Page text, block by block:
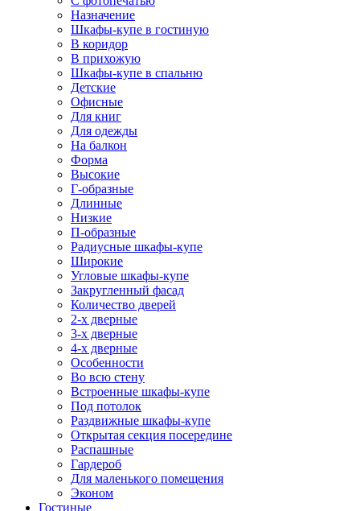
Назначение
Шкафы-купе в гостиную
В коридор
В прихожую
Шкафы-купе в спальню
Детские
Офисные
Для книг
Для одежды
На балкон
Форма
Высокие
Г-образные
Длинные
Низкие
П-образные
Радиусные шкафы-купе
Широкие
Угловые шкафы-купе
Закругленный фасад
Количество дверей
2-х дверные
3-х дверные
4-х дверные
Особенности
Во всю стену
Встроенные шкафы-купе
Под потолок
Раздвижные шкафы-купе
Открытая секция посередине
Распашные
Гардероб
Для маленького помещения
Эконом
Гостиные